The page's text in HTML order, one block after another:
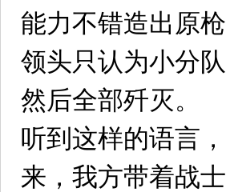
能力不错造出原枪
领头只认为小分
然后全部歼灭。
听到这样的语言
来，我方带着战